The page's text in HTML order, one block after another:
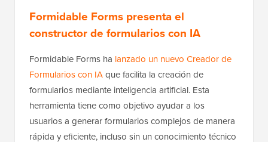
Formidable Forms presenta el
constructor de formularios con IA
Formidable Forms ha lanzado un nuevo Creador de
Formularios con IAque facilita la creación de
formularios mediante inteligencia artificial. Esta
herramienta tiene como objetivo ayudar a los
usuarios a generar formularios complejos de manera
rápida y eficiente, incluso sin un conocimiento técnico